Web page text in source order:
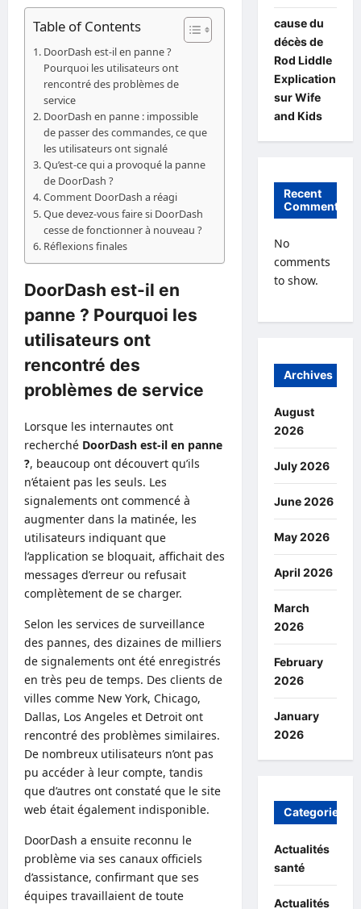
Table of Contents
DoorDash est-il en panne ?
Pourquoi les utilisateurs ont
rencontré des problèmes de
service
DoorDash en panne : impossible
de passer des commandes, ce que
les utilisateurs ont signalé
Qu’est-ce qui a provoqué la panne
de DoorDash ?
Comment DoorDash a réagi
Que devez-vous faire si DoorDash
cesse de fonctionner à nouveau ?
Réflexions finales
DoorDash est-il en
panne ? Pourquoi les
utilisateurs ont
rencontré des
problèmes de service
Lorsque les internautes ont
recherché DoorDash est-il en panne
?, beaucoup ont découvert qu’ils
n’étaient pas les seuls. Les
signalements ont commencé à
augmenter dans la matinée, les
utilisateurs indiquant que
l’application se bloquait, affichait des
messages d’erreur ou refusait
complètement de se charger.
Selon les services de surveillance
des pannes, des dizaines de milliers
de signalements ont été enregistrés
en très peu de temps. Des clients de
villes comme New York, Chicago,
Dallas, Los Angeles et Detroit ont
rencontré des problèmes similaires.
De nombreux utilisateurs n’ont pas
pu accéder à leur compte, tandis
que d’autres ont constaté que le site
web était également indisponible.
DoorDash a ensuite reconnu le
problème via ses canaux officiels
d’assistance, confirmant que ses
équipes travaillaient de toute
cause du
décès de
Rod Liddle
Explication
sur Wife
and Kids
Recent
Comments
No
comments
to show.
Archives
August
2026
July 2026
June 2026
May 2026
April 2026
March
2026
February
2026
January
2026
Categories
Actualités
santé
Actualités